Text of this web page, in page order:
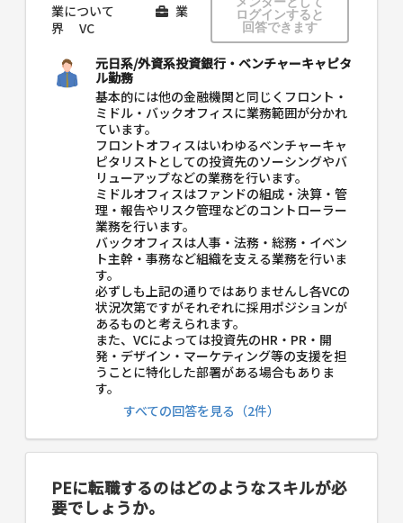
業について
業
界
VC
ログインすると
回答できます
元日系/外資系投資銀行・ベンチャーキャピタ
ル勤務
基本的には他の金融機関と同じくフロント・
ミドル・バックオフィスに業務範囲が分かれ
ています。
フロントオフィスはいわゆるベンチャーキャ
ピタリストとしての投資先のソーシングやバ
リューアップなどの業務を行います。
ミドルオフィスはファンドの組成・決算・管
理・報告やリスク管理などのコントローラー
業務を行います。
バックオフィスは人事・法務・総務・イベン
ト主幹・事務など組織を支える業務を行いま
す。
必ずしも上記の通りではありませんし各VCの
状況次第ですがそれぞれに採用ポジションが
あるものと考えられます。
また、VCによっては投資先のHR・PR・開
発・デザイン・マーケティング等の支援を担
うことに特化した部署がある場合もありま
す。
すべての回答を見る（2件）
PEに転職するのはどのようなスキルが必
要でしょうか。